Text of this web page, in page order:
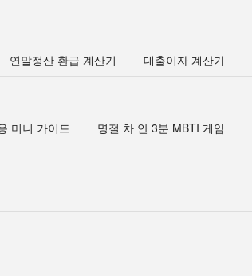
연말정산 환급 계산기 대출이자 계산기
미니 가이드 명절 차 안 3분 MBTI 게임